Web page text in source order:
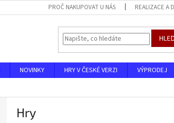
PROČ NAKUPOVAT U NÁS REALIZACE A
NOVINKY HRY V ČESKÉ VERZI VÝPRODEJ
Hry